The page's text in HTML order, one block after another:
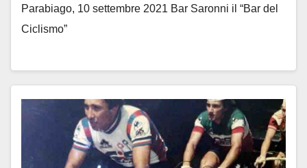
Parabiago, 10 settembre 2021 Bar Saronni il “Bar del
Ciclismo”